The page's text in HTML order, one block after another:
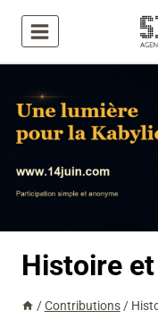
contenu
Histoire
/ Contributions /